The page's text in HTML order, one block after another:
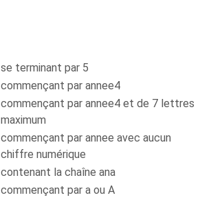
se terminant par 5
commençant par annee4
commençant par annee4 et de 7 lettres
maximum
commençant par annee avec aucun
chiffre numérique
contenant la chaîne ana
commençant par a ou A